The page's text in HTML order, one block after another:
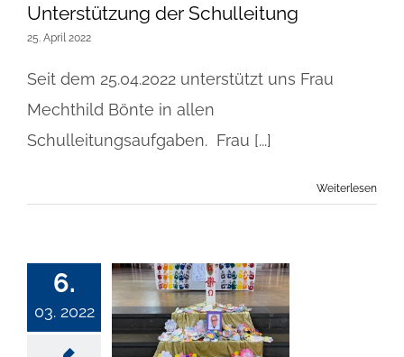
Unterstützung der Schulleitung
25. April 2022
Seit dem 25.04.2022 unterstützt uns Frau
Mechthild Bönte in allen
Schulleitungsaufgaben. Frau [...]
Weiterlesen
6.
03. 2022
Erinnerung an
Herrn Hartmann